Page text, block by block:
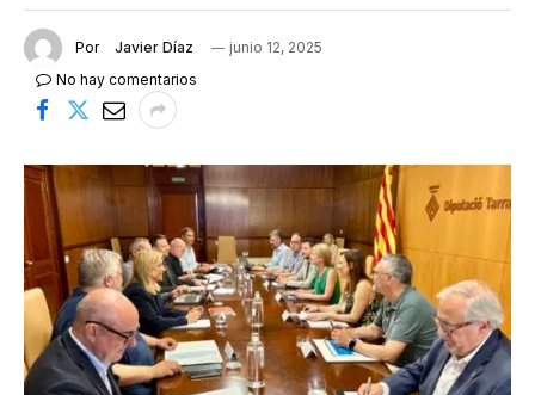
Por Javier Díaz
junio 12, 2025
No hay comentarios